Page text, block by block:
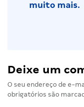
muito mais.
Deixe um
O seu endereço de e-
obrigatórios são